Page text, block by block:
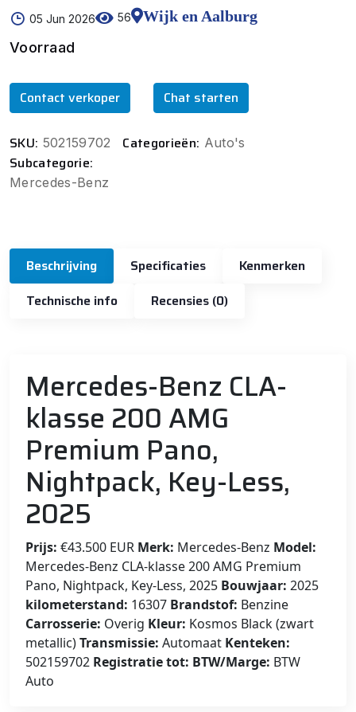
05 Jun 2026 56
Wijk en Aalburg
Voorraad
Contact verkoper Chat starten
SKU: 502159702 Categorieën: Auto's
Subcategorie:
Mercedes-Benz
Beschrijving Specificaties
Kenmerken
Technische info
Recensies (0)
Mercedes-Benz CLA-
klasse 200 AMG
Premium Pano,
Nightpack, Key-Less,
2025
Prijs: €43.500 EUR Merk: Mercedes-Benz Model:
Mercedes-Benz CLA-klasse 200 AMG Premium
Pano, Nightpack, Key-Less, 2025 Bouwjaar: 2025
kilometerstand: 16307 Brandstof: Benzine
Carrosserie: Overig Kleur: Kosmos Black (zwart
metallic)Transmissie: Automaat Kenteken:
502159702 Registratie tot: BTW/Marge: BTW
Auto